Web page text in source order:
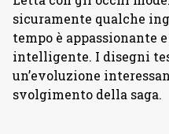
sicuramente qualche
tempo è appassionante
intelligente. I disegni
un’evoluzione
svolgimento della saga.